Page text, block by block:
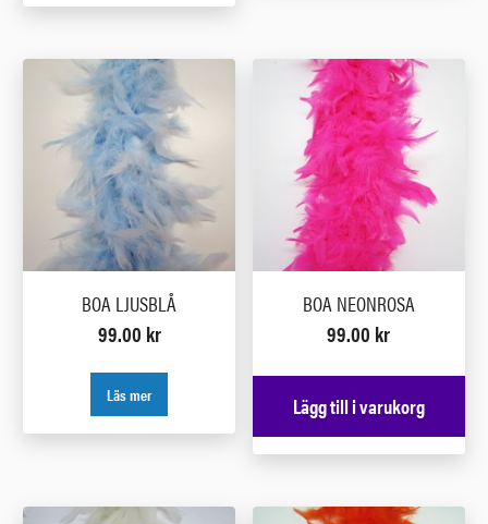
BOA LJUSBLÅ
99.00 kr
Läs mer
BOA NEONROSA
99.00 kr
Lägg till i varukorg